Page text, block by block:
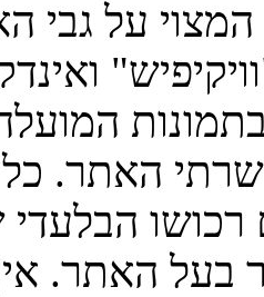
על גבי
שרתי האתר.
בעל האתר.